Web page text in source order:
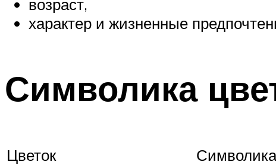
возраст,
характер и жизненные
Символика
Цветок
Символика